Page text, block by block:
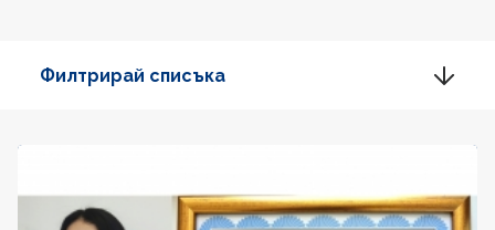
Филтрирай списъка